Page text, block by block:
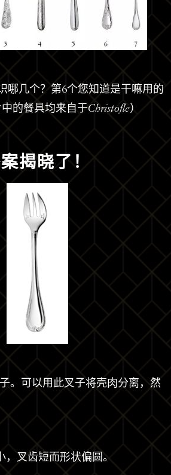
哪几个？第6个您知道是干嘛用的
的餐具均来自于Christofle）
揭晓了！
。可以用此叉子将壳肉分离，然
，叉齿短而形状偏圆。